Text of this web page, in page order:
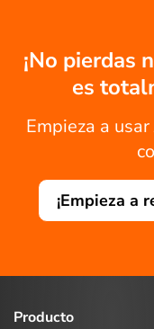
¡No pierdas
es
Empieza a
¡Empieza a
Producto